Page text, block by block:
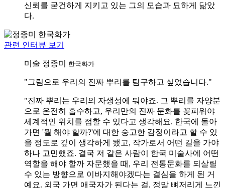
신뢰를 굳건하게 지키고 있는 그의 모습과 묘하게 닮았
다.
관련 인터뷰 보기
미술 정종미 한국화가
"그림으로 우리의 진짜 뿌리를 탐구하고 싶었습니다."
"진짜 뿌리는 우리의 자생성에 둬야죠. 그 뿌리를 자양분
으로 온전히 흡수하고, 우리만의 진짜 문화를 꽃피워야
세계적인 위치를 점할 수 있다고 생각해요. 한국에 돌아
가면 '뭘 해야 할까?'에 대한 숭고한 감정이라고 할 수 있
을 정도로 깊이 생각하게 됐고, 작가로서 어떤 길을 가야
하나 고민했죠. 결국 저 같은 사람이 한국 미술사에 어떤
역할을 해야 할까 자문했을 때, 우리 전통문화를 되살릴
수 있는 방향으로 이바지해야겠다는 결심을 하게 된 거
예요. 외국 가면 애국자가 된다는 걸, 정말 뼈저리게 느낀